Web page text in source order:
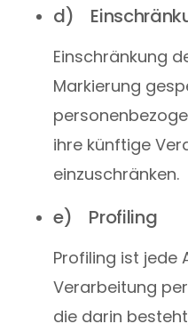
d)
Einschränkung
Markierung
ihre künftige
einzuschränken.
e) Profiling
Profiling ist jede
Verarbeitung
die darin